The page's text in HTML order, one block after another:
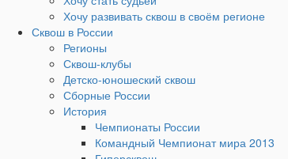
Хочу развивать сквош в своём регионе
Сквош в России
Регионы
Сквош-клубы
Детско-юношеский сквош
Сборные России
История
Чемпионаты России
Командный Чемпионат мира 2013